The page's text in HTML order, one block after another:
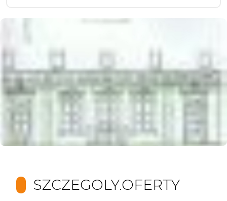
SZCZEGOLY.OFERTY